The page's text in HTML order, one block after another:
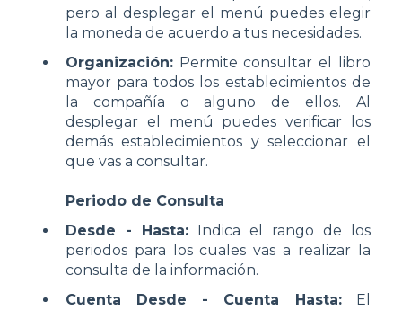
pero al desplegar el menú puedes elegir
la moneda de acuerdo a tus necesidades.
Organización: Permite consultar el libro
mayor para todos los establecimientos de
la compañía o alguno de ellos. Al
desplegar el menú puedes verificar los
demás establecimientos y seleccionar el
que vas a consultar.
Periodo de Consulta
Desde - Hasta:Indica el rango de los
periodos para los cuales vas a realizar la
consulta de la información.
Cuenta Desde - Cuenta Hasta:El